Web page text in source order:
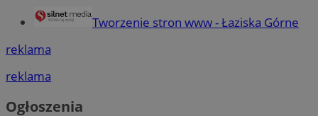
Tworzenie stron www - Łaziska Górne
reklama
reklama
Ogłoszenia